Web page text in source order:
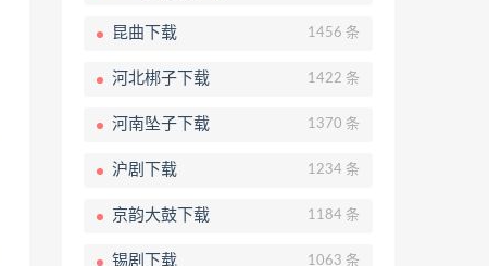
昆曲下载 1456 条
河北梆子下载 1422 条
河南坠子下载 1370 条
沪剧下载 1234 条
京韵大鼓下载 1184 条
锡剧下载 1063 条